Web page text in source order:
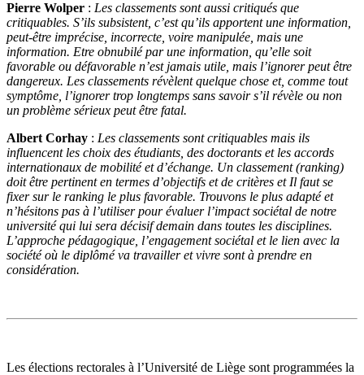
Pierre Wolper : Les classements sont aussi critiqués que
critiquables. S’ils subsistent, c’est qu’ils apportent une information,
peut-être imprécise, incorrecte, voire manipulée, mais une
information. Etre obnubilé par une information, qu’elle soit
favorable ou défavorable n’est jamais utile, mais l’ignorer peut être
dangereux. Les classements révèlent quelque chose et, comme tout
symptôme, l’ignorer trop longtemps sans savoir s’il révèle ou non
un problème sérieux peut être fatal.
Albert Corhay : Les classements sont critiquables mais ils
influencent les choix des étudiants, des doctorants et les accords
internationaux de mobilité et d’échange. Un classement (ranking)
doit être pertinent en termes d’objectifs et de critères et Il faut se
fixer sur le ranking le plus favorable. Trouvons le plus adapté et
n’hésitons pas à l’utiliser pour évaluer l’impact sociétal de notre
université qui lui sera décisif demain dans toutes les disciplines.
L’approche pédagogique, l’engagement sociétal et le lien avec la
société où le diplômé va travailler et vivre sont à prendre en
considération.
Les élections rectorales à l’Université de Liège sont programmées la